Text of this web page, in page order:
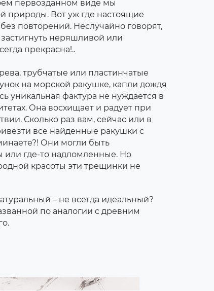
первозданном виде мы
природы. Вот уж где настоящие
повторений. Неслучайно говорят,
неряшливой или
прекрасна!..
трубчатые или пластинчатые
на морской ракушке, капли дождя
уникальная фактура не нуждается в
Она восхищает и радует при
Сколько раз вам, сейчас или в
все найденные ракушки с
Они могли быть
где-то надломленные. Но
красоты эти трещинки не
– не всегда идеальный?
по аналогии с древним